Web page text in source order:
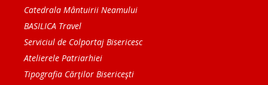
Catedrala Mântuirii Neamului
BASILICA Travel
Serviciul de Colportaj Bisericesc
Atelierele Patriarhiei
Tipografia Cărţilor Bisericeşti